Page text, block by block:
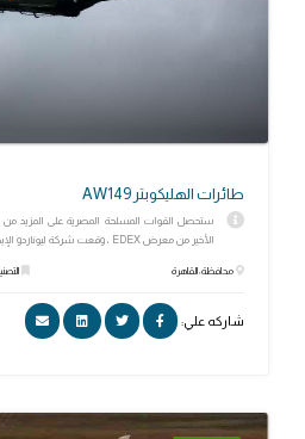
طائرات الهليكوبتر AW149
ستحصل القوات المسلحة المصرية على المزيد من
الأخير من معرض EDEX ، وقعت شركة ليوناردو الإيطالية صفقة جديدة ل...
محافظة: القاهرة التصنيف:
شاركه علي: